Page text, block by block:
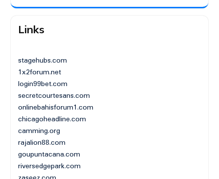
Links
stagehubs.com
1x2forum.net
login99bet.com
secretcourtesans.com
onlinebahisforum1.com
chicagoheadline.com
camming.org
rajalion88.com
goupuntacana.com
riversedgepark.com